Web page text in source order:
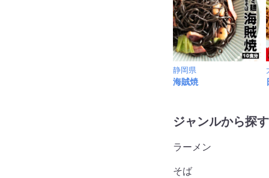
静岡県
海賊焼
ジャンルから探す
ラーメン
そば